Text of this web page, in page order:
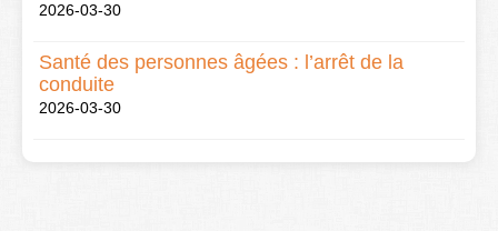
2026-03-30
Santé des personnes âgées : l’arrêt de la
conduite
2026-03-30